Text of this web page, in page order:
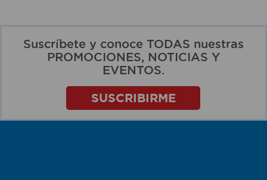
Suscríbete y conoce TODAS nuestras
PROMOCIONES, NOTICIAS Y
EVENTOS.
SUSCRIBIRME